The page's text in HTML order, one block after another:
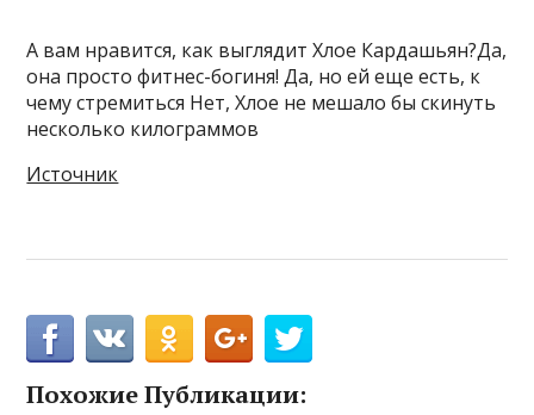
А вам нравится, как выглядит Хлое Кардашьян?Да,
она просто фитнес-богиня! Да, но ей еще есть, к
чему стремиться Нет, Хлое не мешало бы скинуть
несколько килограммов
Источник
Похожие Публикации: